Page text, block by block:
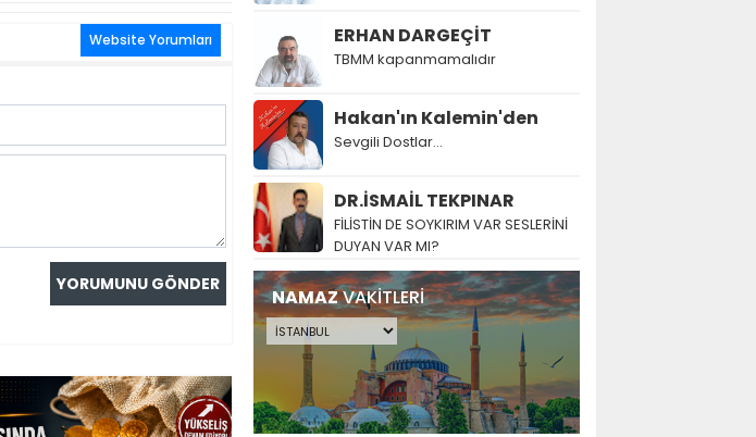
Website Yorumları ERHAN DARGEÇİT
TBMM kapanmamalıdır
Hakan'ın Kalemin'den
Sevgili Dostlar...
DR.İSMAİL TEKPINAR
FİLİSTİN DE SOYKIRIM VAR SESLERİNİ
DUYAN VAR MI?
NAMAZVAKİTLERİ